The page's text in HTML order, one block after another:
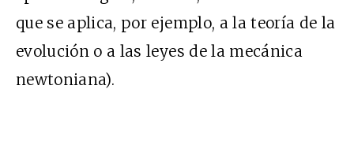
que se aplica, por ejemplo, a la teoría de la
evolución o a las leyes de la mecánica
newtoniana).